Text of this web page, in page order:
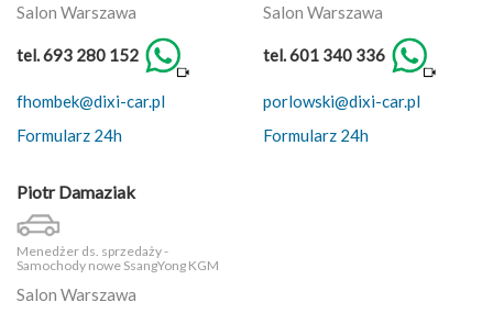
Salon Warszawa
tel. 693 280 152
fhombek@dixi-car.pl
Formularz 24h
Salon Warszawa
tel. 601 340 336
porlowski@dixi-car.pl
Formularz 24h
Piotr Damaziak
Menedżer ds. sprzedaży -
Samochody nowe SsangYong KGM
Salon Warszawa